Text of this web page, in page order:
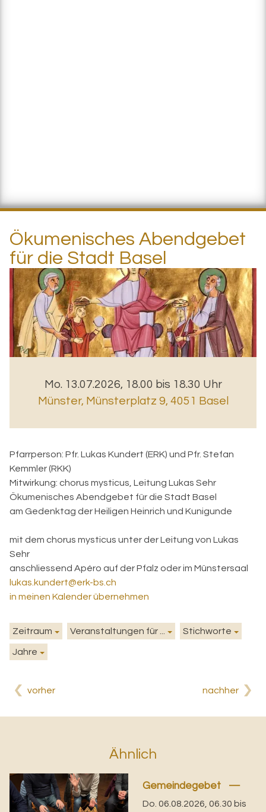
Ökumenisches Abendgebet
für die Stadt Basel
Mo. 13.07.2026, 18.00 bis 18.30 Uhr
Münster, Münsterplatz 9, 4051 Basel
Pfarrperson: Pfr. Lukas Kundert (ERK) und Pfr. Stefan
Kemmler (RKK)
Mitwirkung: chorus mysticus, Leitung Lukas Sehr
Ökumenisches Abendgebet für die Stadt Basel
am Gedenktag der Heiligen Heinrich und Kunigunde
mit dem chorus mysticus unter der Leitung von Lukas
Sehr
anschliessend Apéro auf der Pfalz oder im Münstersaal
lukas.kundert@erk-bs.ch
in meinen Kalender übernehmen
Zeitraum Veranstaltungen für ... Stichworte
Jahre
vorher nachher
Ähnlich
Gemeindegebet
Do. 06.08.2026, 06.30 bis